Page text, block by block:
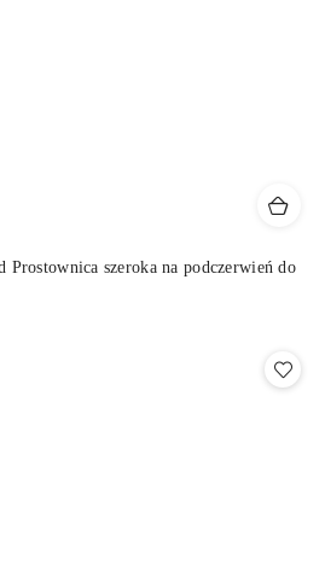
szeroka na podczerwień do